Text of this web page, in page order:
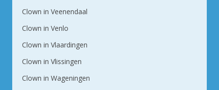
Clown in Veenendaal
Clown in Venlo
Clown in Vlaardingen
Clown in Vlissingen
Clown in Wageningen